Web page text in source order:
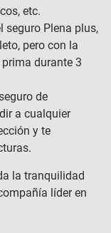
etc.
seguro Plena plus,
pero con la
durante 3
de
a cualquier
y te
la tranquilidad
líder en